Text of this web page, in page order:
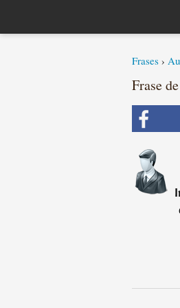
Frases ›
Frase